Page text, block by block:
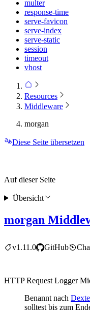
multer
response-time
serve-favicon
serve-index
serve-static
session
timeout
vhost
Resources
Middleware
morgan
Diese Seite übersetzen
morgan
v1.11.0 GitHub
HTTP Request Logger
Benannt nach
solltest bis zum
Auf dieser Seite
Übersicht